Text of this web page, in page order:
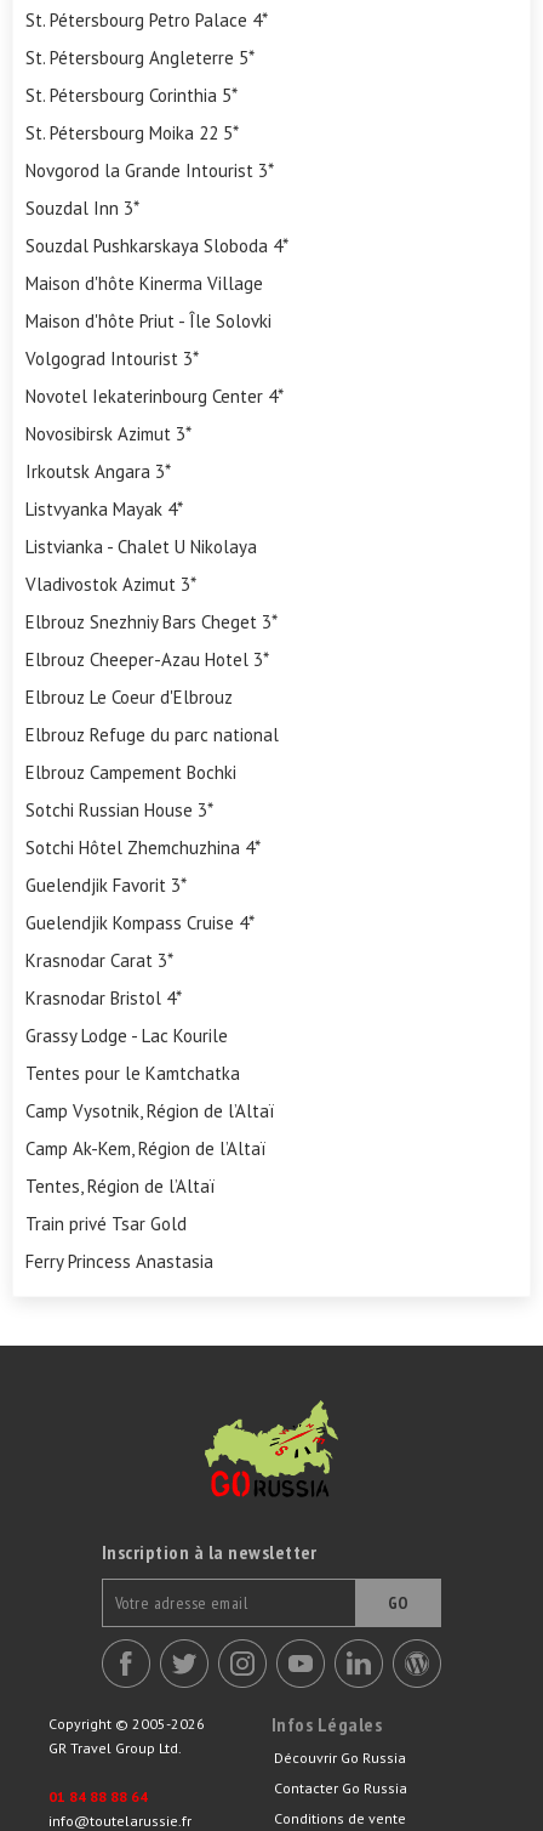
St. Pétersbourg Petro Palace 4*
St. Pétersbourg Angleterre 5*
St. Pétersbourg Corinthia 5*
St. Pétersbourg Moika 22 5*
Novgorod la Grande Intourist 3*
Souzdal Inn 3*
Souzdal Pushkarskaya Sloboda 4*
Maison d'hôte Kinerma Village
Maison d'hôte Priut - Île Solovki
Volgograd Intourist 3*
Novotel Iekaterinbourg Center 4*
Novosibirsk Azimut 3*
Irkoutsk Angara 3*
Listvyanka Mayak 4*
Listvianka - Chalet U Nikolaya
Vladivostok Azimut 3*
Elbrouz Snezhniy Bars Cheget 3*
Elbrouz Cheeper-Azau Hotel 3*
Elbrouz Le Coeur d'Elbrouz
Elbrouz Refuge du parc national
Elbrouz Campement Bochki
Sotchi Russian House 3*
Sotchi Hôtel Zhemchuzhina 4*
Guelendjik Favorit 3*
Guelendjik Kompass Cruise 4*
Krasnodar Carat 3*
Krasnodar Bristol 4*
Grassy Lodge - Lac Kourile
Tentes pour le Kamtchatka
Camp Vysotnik, Région de l’Altaï
Camp Ak-Kem, Région de l’Altaï
Tentes, Région de l’Altaï
Train privé Tsar Gold
Ferry Princess Anastasia
Inscription à la newsletter
GO
Copyright © 2005-2026
GR Travel Group Ltd.
01 84 88 88 64
info@toutelarussie.fr
Infos Légales
Découvrir Go Russia
Contacter Go Russia
Conditions de vente